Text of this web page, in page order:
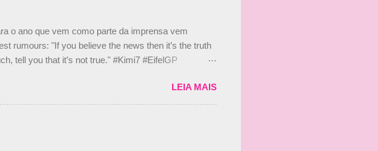
o ano que vem como parte da imprensa vem
rumours: "If you believe the news then it’s the truth
tell you that it’s not true." #Kimi7 #EifelGP
to have Kimi as a team mate? 🙌 Over to you,
1 (@F1) October 8, 2020 Beijinhos, Ludy
LEIA MAIS